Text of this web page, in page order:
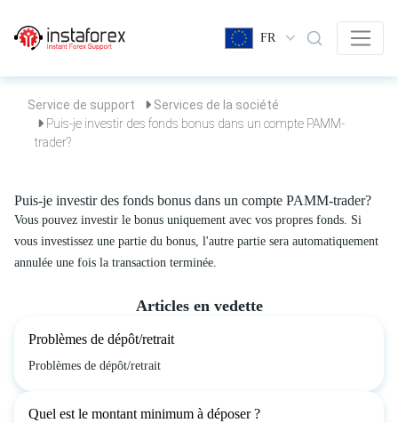
FR
Service de support
Services de la société
Puis-je investir des fonds bonus dans un compte PAMM-
trader?
Puis-je investir des fonds bonus dans un compte PAMM-trader?
Vous pouvez investir le bonus uniquement avec vos propres fonds. Si
vous investissez une partie du bonus, l'autre partie sera automatiquement
annulée une fois la transaction terminée.
Articles en vedette
Problèmes de dépôt/retrait
Problèmes de dépôt/retrait
Quel est le montant minimum à déposer ?